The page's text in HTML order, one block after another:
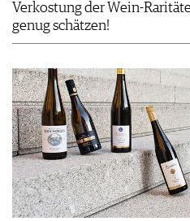
Verkostung der Wein-
genug schätzen!